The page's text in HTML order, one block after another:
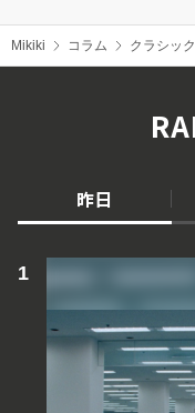
Mikiki コラム クラシック
昨日